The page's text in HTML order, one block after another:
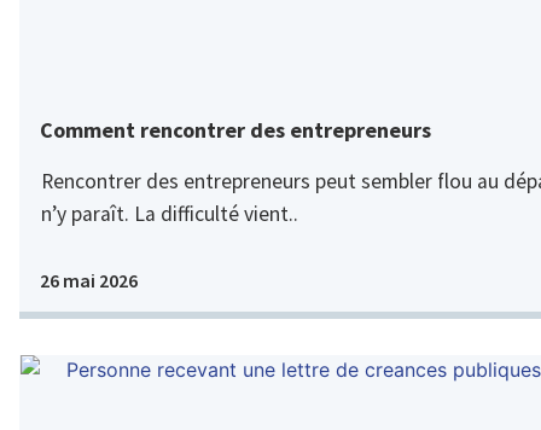
Comment rencontrer des entrepreneurs
Rencontrer des entrepreneurs peut sembler flou au
n’y paraît. La difficulté vient..
26 mai 2026